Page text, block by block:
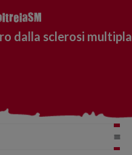
dalla sclerosi multipla